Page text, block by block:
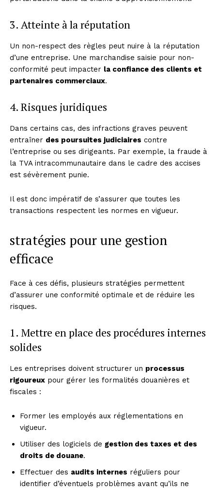
3. Atteinte à la réputation
Un non-respect des règles peut nuire à la réputation
d’une entreprise. Une marchandise saisie pour non-
conformité peut impacter la confiance des clients et
partenaires commerciaux.
4. Risques juridiques
Dans certains cas, des infractions graves peuvent
entraîner des poursuites judiciaires contre
l’entreprise ou ses dirigeants. Par exemple, la fraude à
la TVA intracommunautaire dans le cadre des accises
est sévèrement punie.
Il est donc impératif de s’assurer que toutes les
transactions respectent les normes en vigueur.
stratégies pour une gestion
efficace
Face à ces défis, plusieurs stratégies permettent
d’assurer une conformité optimale et de réduire les
risques.
1. Mettre en place des procédures internes
solides
Les entreprises doivent structurer un processus
rigoureux pour gérer les formalités douanières et
fiscales :
Former les employés aux réglementations en
vigueur.
Utiliser des logiciels de gestion des taxes et des
droits de douane.
Effectuer des audits internes réguliers pour
identifier d’éventuels problèmes avant qu’ils ne